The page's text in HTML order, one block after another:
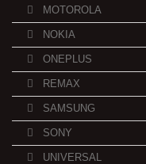
MOTOROLA
NOKIA
ONEPLUS
REMAX
SAMSUNG
SONY
UNIVERSAL